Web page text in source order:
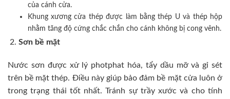
của cánh cửa.
Khung xương cửa thép được làm bằng thép U và thép hộp
nhằm tăng độ cứng chắc chắn cho cánh không bị cong vênh.
Sơn bề mặt
Nước sơn được xử lý photphat hóa, tẩy dầu mỡ và gỉ sét
trên bề mặt thép. Điều này giúp bảo đảm bề mặt cửa luôn ở
trong trạng thái tốt nhất. Tránh sự trầy xước và cho tính